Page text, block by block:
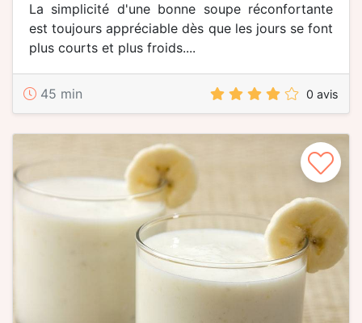
La simplicité d'une bonne soupe réconfortante
est toujours appréciable dès que les jours se font
plus courts et plus froids....
45 min 0 avis